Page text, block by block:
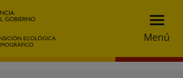
Menú